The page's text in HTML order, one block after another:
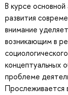
В курсе
развития
внимание
возникающим в
концептуальных
проблеме
Прослеживается